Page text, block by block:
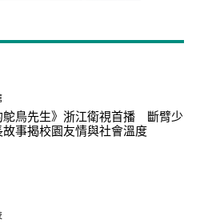
鴕鳥先生》浙江衛視首播 斷臂少
故事揭校園友情與社會溫度